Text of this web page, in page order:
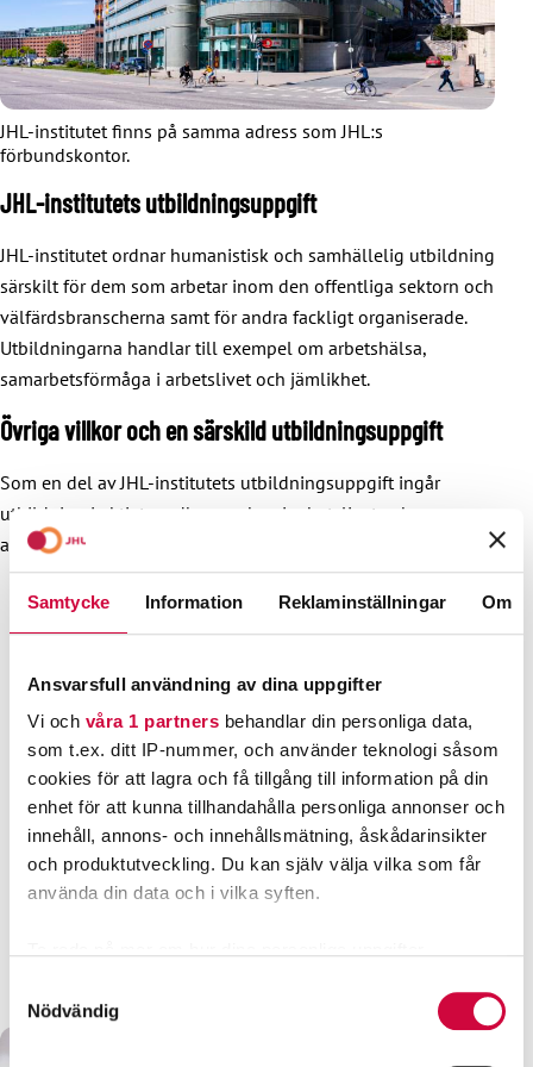
Samtycke Information Reklaminställningar Om
Ansvarsfull användning av dina uppgifter
Vi och våra 1 partners behandlar din personliga data,
som t.ex. ditt IP-nummer, och använder teknologi såsom
cookies för att lagra och få tillgång till information på din
enhet för att kunna tillhandahålla personliga annonser och
innehåll, annons- och innehållsmätning, åskådarinsikter
och produktutveckling. Du kan själv välja vilka som får
använda din data och i vilka syften.
Du kan ändra eller dra tillbaka ditt samtycke när som
Nödvändig
eventuella resedagtraktamenten.
JHL-institutet finns på samma adress som JHL:s
förbundskontor.
JHL-institutets utbildningsuppgift
JHL-institutet ordnar humanistisk och samhällelig utbildning
särskilt för dem som arbetar inom den offentliga sektorn och
välfärdsbranscherna samt för andra fackligt organiserade.
Utbildningarna handlar till exempel om arbetshälsa,
samarbetsförmåga i arbetslivet och jämlikhet.
Övriga villkor och en särskild utbildningsuppgift
Som en del av JHL-institutets utbildningsuppgift ingår
utbildning i aktivt medborgarskap i arbetslivet och
arbetslivsutveckling.
ANKOMST TILL INSTITUTET
KONTAKTUPPGIFTER
för JHL-institutets personal
KONTAKTPERSONER FÖR TRAKASSERIER
JHL-institutets kontaktpersoner för trakasserier
JHL-INSTITUTET / FOLKHOGSKOLOR.FI
Finlands Folkhögskolförening
FACEBOOK
INSTAGRAM